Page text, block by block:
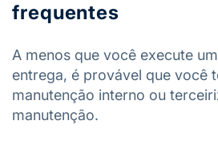
frequentes
A menos que você execute
entrega, é provável que você
manutenção interno ou
manutenção.